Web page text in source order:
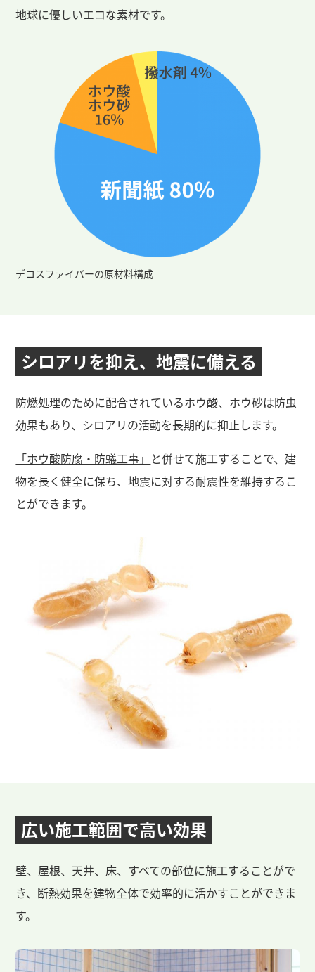
地球に優しいエコな素材です。
デコスファイバーの原材料構成
シロアリを抑え、地震に備える
防燃処理のために配合されているホウ酸、ホウ砂は防虫
効果もあり、シロアリの活動を長期的に抑止します。
「ホウ酸防腐・防蟻工事」 と併せて施工することで、建
物を長く健全に保ち、地震に対する耐震性を維持するこ
とができます。
広い施工範囲で高い効果
壁、屋根、天井、床、すべての部位に施工することがで
き、断熱効果を建物全体で効率的に活かすことができま
す。